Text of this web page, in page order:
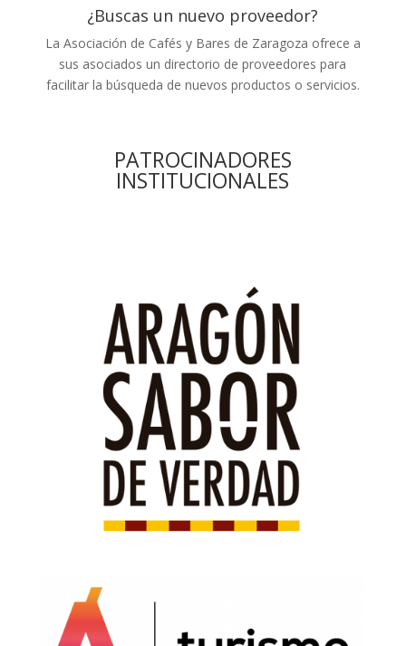
¿Buscas un nuevo proveedor?
La Asociación de Cafés y Bares de Zaragoza ofrece a
sus asociados un directorio de proveedores para
facilitar la búsqueda de nuevos productos o servicios.
PATROCINADORES
INSTITUCIONALES